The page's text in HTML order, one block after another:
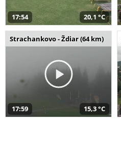
17:54 20,1 °C
Strachankovo - Ždiar (64 km)
17:59 15,3 °C